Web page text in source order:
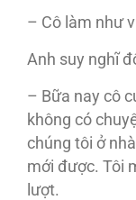
– Cô làm như
Anh suy nghĩ
– Bữa nay cô
không có
chúng tôi ở
mới được. Tôi
lượt.